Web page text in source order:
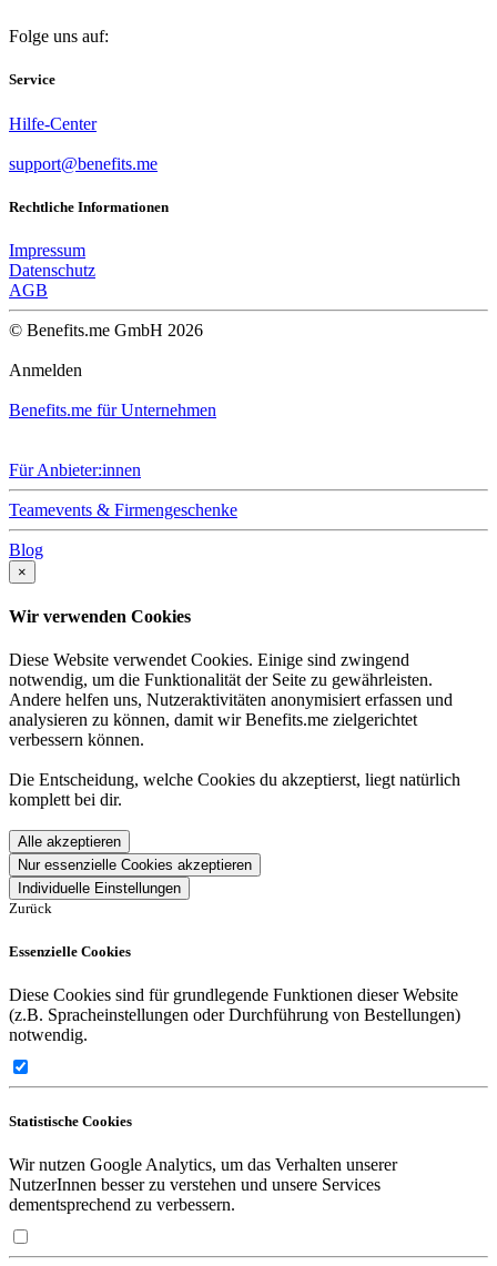
Folge uns auf:
Service
Hilfe-Center
support@benefits.me
Rechtliche Informationen
Impressum
Datenschutz
AGB
© Benefits.me GmbH 2026
Anmelden
Benefits.me für Unternehmen
Für Anbieter:innen
Teamevents & Firmengeschenke
Blog
×
Wir verwenden Cookies
Diese Website verwendet Cookies. Einige sind zwingend
notwendig, um die Funktionalität der Seite zu gewährleisten.
Andere helfen uns, Nutzeraktivitäten anonymisiert erfassen und
analysieren zu können, damit wir Benefits.me zielgerichtet
verbessern können.
Die Entscheidung, welche Cookies du akzeptierst, liegt natürlich
komplett bei dir.
Alle akzeptieren
Nur essenzielle Cookies akzeptieren
Individuelle Einstellungen
Zurück
Essenzielle Cookies
Diese Cookies sind für grundlegende Funktionen dieser Website
(z.B. Spracheinstellungen oder Durchführung von Bestellungen)
notwendig.
Statistische Cookies
Wir nutzen Google Analytics, um das Verhalten unserer
NutzerInnen besser zu verstehen und unsere Services
dementsprechend zu verbessern.